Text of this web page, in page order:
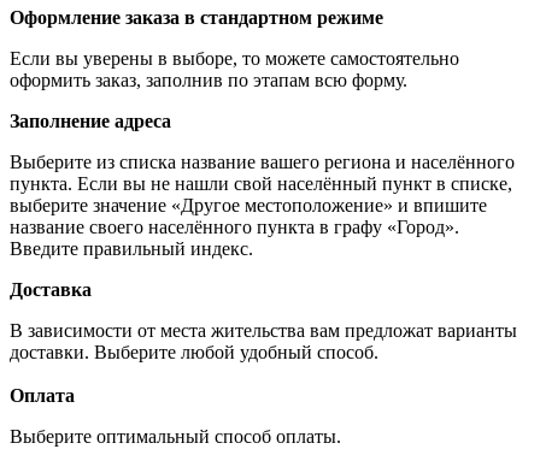
Оформление заказа в стандартном режиме
Если вы уверены в выборе, то можете самостоятельно
оформить заказ, заполнив по этапам всю форму.
Заполнение адреса
Выберите из списка название вашего региона и населённого
пункта. Если вы не нашли свой населённый пункт в списке,
выберите значение «Другое местоположение» и впишите
название своего населённого пункта в графу «Город».
Введите правильный индекс.
Доставка
В зависимости от места жительства вам предложат варианты
доставки. Выберите любой удобный способ.
Оплата
Выберите оптимальный способ оплаты.